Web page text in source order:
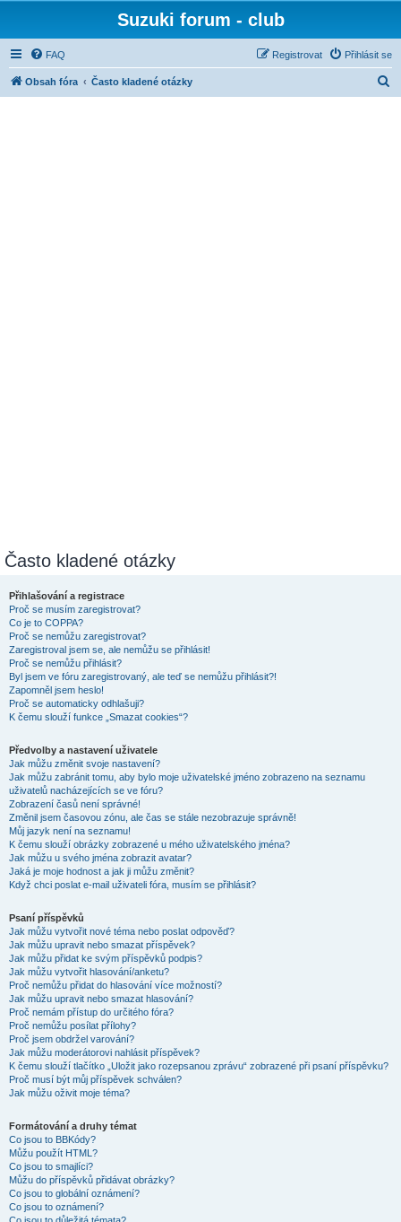
Suzuki forum - club
FAQ Přihlásit se
Registrovat
Obsah fóra Často kladené otázky
Často kladené otázky
Přihlašování a registrace
Proč se musím zaregistrovat?
Co je to COPPA?
Proč se nemůžu zaregistrovat?
Zaregistroval jsem se, ale nemůžu se přihlásit!
Proč se nemůžu přihlásit?
Byl jsem ve fóru zaregistrovaný, ale teď se nemůžu přihlásit?!
Zapomněl jsem heslo!
Proč se automaticky odhlašuji?
K čemu slouží funkce „Smazat cookies“?
Předvolby a nastavení uživatele
Jak můžu změnit svoje nastavení?
Jak můžu zabránit tomu, aby bylo moje uživatelské jméno zobrazeno na seznamu
uživatelů nacházejících se ve fóru?
Zobrazení časů není správné!
Změnil jsem časovou zónu, ale čas se stále nezobrazuje správně!
Můj jazyk není na seznamu!
K čemu slouží obrázky zobrazené u mého uživatelského jména?
Jak můžu u svého jména zobrazit avatar?
Jaká je moje hodnost a jak ji můžu změnit?
Když chci poslat e-mail uživateli fóra, musím se přihlásit?
Psaní příspěvků
Jak můžu vytvořit nové téma nebo poslat odpověď?
Jak můžu upravit nebo smazat příspěvek?
Jak můžu přidat ke svým příspěvků podpis?
Jak můžu vytvořit hlasování/anketu?
Proč nemůžu přidat do hlasování více možností?
Jak můžu upravit nebo smazat hlasování?
Proč nemám přístup do určitého fóra?
Proč nemůžu posílat přílohy?
Proč jsem obdržel varování?
Jak můžu moderátorovi nahlásit příspěvek?
K čemu slouží tlačítko „Uložit jako rozepsanou zprávu“ zobrazené při psaní příspěvku?
Proč musí být můj příspěvek schválen?
Jak můžu oživit moje téma?
Formátování a druhy témat
Co jsou to BBKódy?
Můžu použít HTML?
Co jsou to smajlíci?
Můžu do příspěvků přidávat obrázky?
Co jsou to globální oznámení?
Co jsou to oznámení?